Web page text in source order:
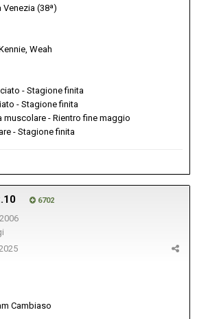
Venezia (38ª)
Weah
- Stagione finita
- Stagione finita
muscolare - Rientro fine maggio
- Stagione finita
6702
Cambiaso